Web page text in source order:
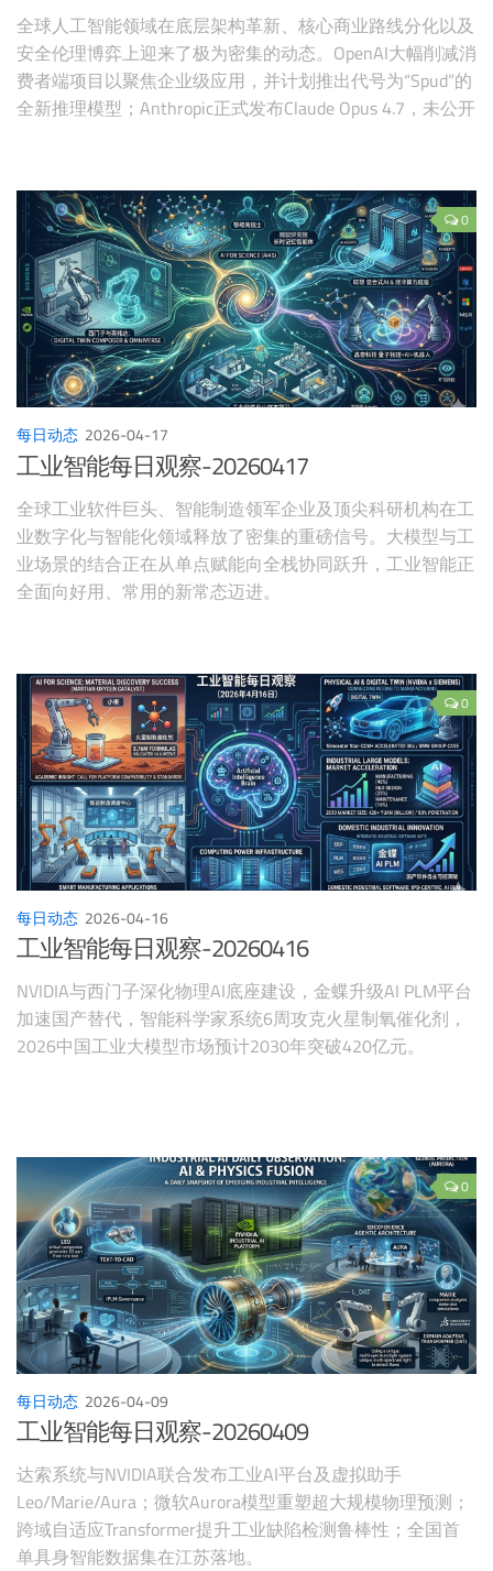
全球人工智能领域在底层架构革新、核心商业路线分化以及
安全伦理博弈上迎来了极为密集的动态。OpenAI大幅削减消
费者端项目以聚焦企业级应用，并计划推出代号为“Spud”的
全新推理模型；Anthropic正式发布Claude Opus 4.7，未公开
0
每日动态 2026-04-17
工业智能每日观察-20260417
全球工业软件巨头、智能制造领军企业及顶尖科研机构在工
业数字化与智能化领域释放了密集的重磅信号。大模型与工
业场景的结合正在从单点赋能向全栈协同跃升，工业智能正
全面向好用、常用的新常态迈进。
0
每日动态 2026-04-16
工业智能每日观察-20260416
NVIDIA与西门子深化物理AI底座建设，金蝶升级AI PLM平台
加速国产替代，智能科学家系统6周攻克火星制氧催化剂，
2026中国工业大模型市场预计2030年突破420亿元。
0
每日动态 2026-04-09
工业智能每日观察-20260409
达索系统与NVIDIA联合发布工业AI平台及虚拟助手
Leo/Marie/Aura；微软Aurora模型重塑超大规模物理预测；
跨域自适应Transformer提升工业缺陷检测鲁棒性；全国首
单具身智能数据集在江苏落地。